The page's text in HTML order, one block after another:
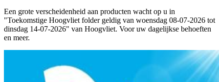
Een grote verscheidenheid aan producten wacht op u in
"Toekomstige Hoogvliet folder geldig van woensdag 08-07-2026 tot
dinsdag 14-07-2026" van Hoogvliet. Voor uw dagelijkse behoeften
en meer.